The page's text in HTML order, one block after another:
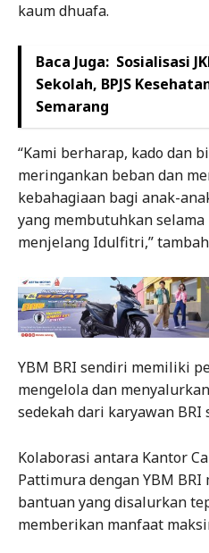
kaum dhuafa.
Baca Juga: Sosialisasi
Sekolah, BPJS
Semarang
“Kami berharap, kado dan
meringankan beban dan
kebahagiaan bagi anak-
yang membutuhkan
menjelang Idulfitri,”
YBM BRI sendiri memiliki
mengelola dan
sedekah dari karyawan BRI
Kolaborasi antara Kantor
Pattimura dengan YBM
bantuan yang disalurkan
memberikan manfaat